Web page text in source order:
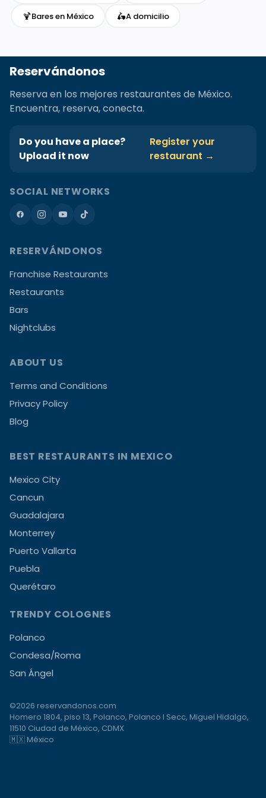
🍹Bares en México 🛵A domicilio
Reservándonos
Reserva en los mejores restaurantes de México.
Encuentra, reserva, conecta.
Do you have a place?
Upload it now
Register your
restaurant →
SOCIAL NETWORKS
RESERVÁNDONOS
Franchise Restaurants
Restaurants
Bars
Nightclubs
ABOUT US
Terms and Conditions
Privacy Policy
Blog
BEST RESTAURANTS IN MEXICO
Mexico City
Cancun
Guadalajara
Monterrey
Puerto Vallarta
Puebla
Querétaro
TRENDY COLOGNES
Polanco
Condesa/Roma
San Ángel
©2026 reservandonos.com
Homero 1804, piso 13, Polanco, Polanco I Secc, Miguel Hidalgo,
11510 Ciudad de México, CDMX
🇲🇽 México